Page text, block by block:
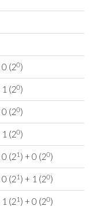
0 (20)
1 (20)
0 (20)
1 (20)
0 (21 ) + 0 (20)
0 (21 ) + 1 (20)
1 (21 ) + 0 (20)